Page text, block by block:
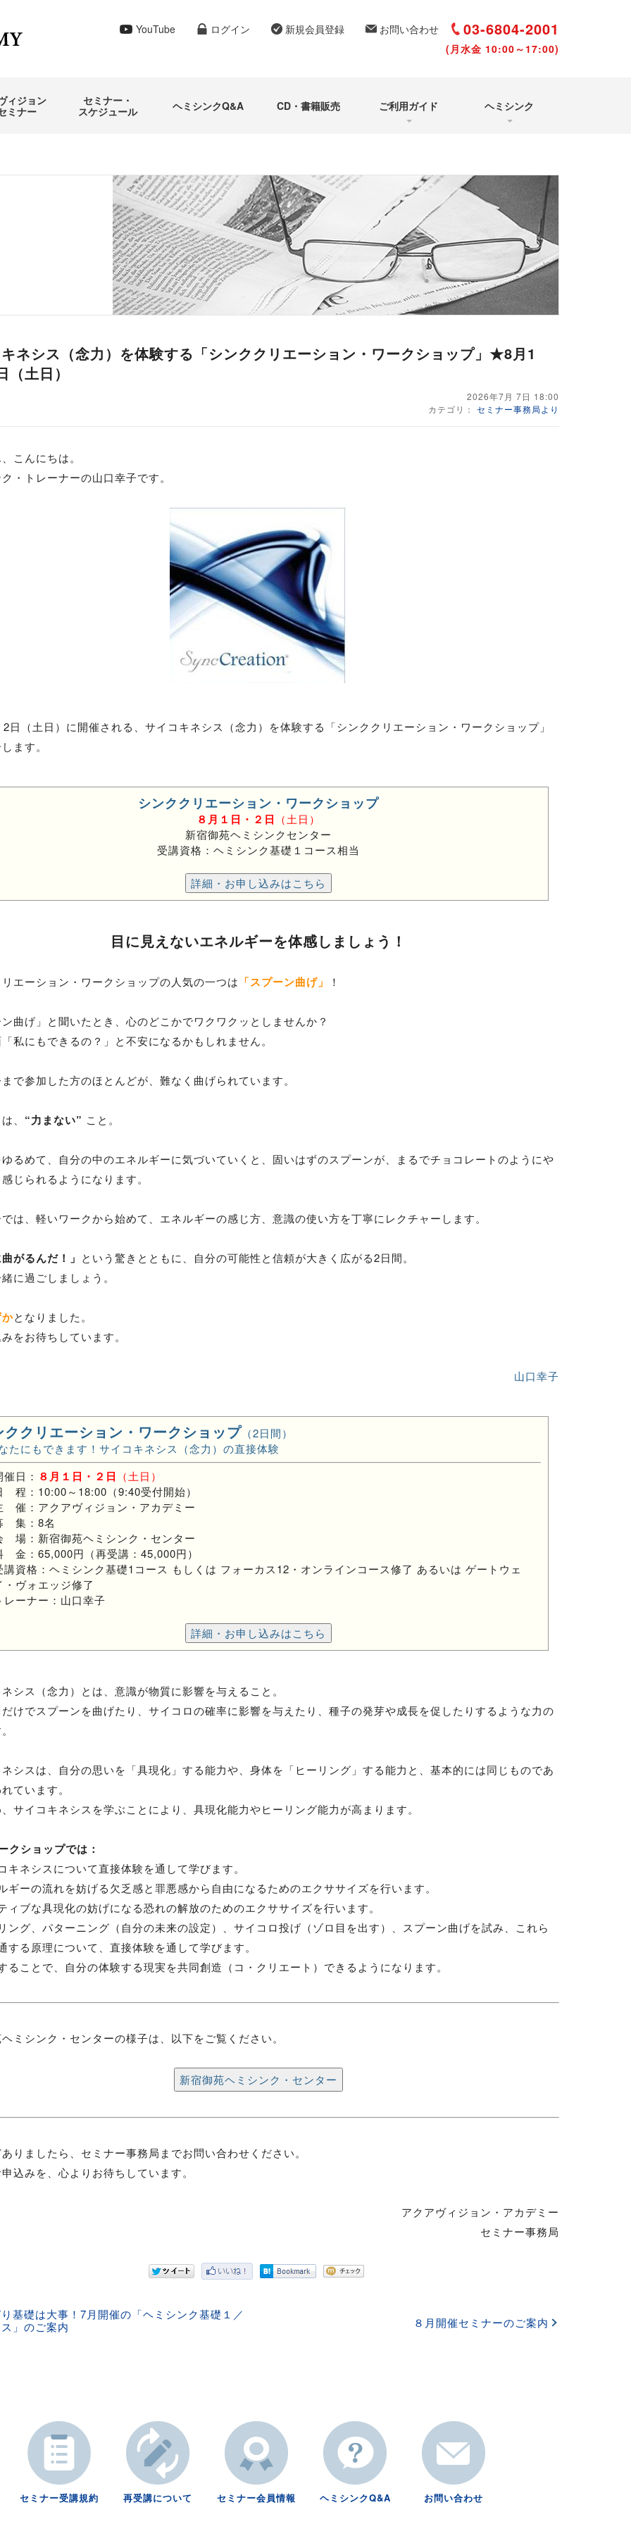
YouTube ログイン 新規会員登録 お問い合わせ 03-6804-2001
(月水金 10:00～17:00)
ィジョン
ミナー
セミナー・
スケジュール
ヘミシンクQ&A CD・書籍販売 ご利用ガイド
再受講について
ヘミシンク
ネシス（念力）を体験する「シンククリエーション・ワークショップ」★8月1
（土日）
2026年7月 7日 18:00
カテゴリ： セミナー事務局より
こんにちは。
・トレーナーの山口幸子です。
日（土日）に開催される、サイコキネシス（念力）を体験する「シンククリエーション・ワークショップ」
ます。
シンククリエーション・ワークショップ
８月１日・２日 （土日）
新宿御苑ヘミシンクセンター
受講資格：ヘミシンク基礎１コース相当
詳細・お申し込みはこちら
目に見えないエネルギーを体感しましょう！
エーション・ワークショップの人気の一つは 「スプーン曲げ」 ！
ン曲げ」と聞いたとき、心のどこかでワクワクッとしませんか？
私にもできるの？」と不安になるかもしれません。
で参加した方のほとんどが、難なく曲げられています。
、 “力まない” こと。
るめて、自分の中のエネルギーに気づいていくと、固いはずのスプーンが、まるでチョコレートのようにや
じられるようになります。
は、軽いワークから始めて、エネルギーの感じ方、意識の使い方を丁寧にレクチャーします。
曲がるんだ！」 という驚きとともに、自分の可能性と信頼が大きく広がる2日間。
に過ごしましょう。
となりました。
をお待ちしています。
山口幸子
ククリエーション・ワークショップ （2日間）
たにもできます！サイコキネシス（念力）の直接体験
催日： ８月１日・２日 （土日）
程：10:00～18:00（9:40受付開始）
催：アクアヴィジョン・アカデミー
集：8名
場：新宿御苑ヘミシンク・センター
金：65,000円（再受講：45,000円）
講資格：ヘミシンク基礎1コース もしくは フォーカス12・オンラインコース修了 あるいは ゲートウェ
・ヴォエッジ修了
レーナー：山口幸子
詳細・お申し込みはこちら
シス（念力）とは、意識が物質に影響を与えること。
けでスプーンを曲げたり、サイコロの確率に影響を与えたり、種子の発芽や成長を促したりするような力の
シスは、自分の思いを「具現化」する能力や、身体を「ヒーリング」する能力と、基本的には同じものであ
ています。
サイコキネシスを学ぶことにより、具現化能力やヒーリング能力が高まります。
クショップでは：
キネシスについて直接体験を通して学びます。
ギーの流れを妨げる欠乏感と罪悪感から自由になるためのエクササイズを行います。
ィブな具現化の妨げになる恐れの解放のためのエクササイズを行います。
ング、パターニング（自分の未来の設定）、サイコロ投げ（ゾロ目を出す）、スプーン曲げを試み、これら
する原理について、直接体験を通して学びます。
ることで、自分の体験する現実を共同創造（コ・クリエート）できるようになります。
ミシンク・センターの様子は、以下をご覧ください。
新宿御苑ヘミシンク・センター
りましたら、セミナー事務局までお問い合わせください。
込みを、心よりお待ちしています。
アクアヴィジョン・アカデミー
セミナー事務局
基礎は大事！7月開催の「ヘミシンク基礎１／
」のご案内
８月開催セミナーのご案内
セミナー受講規約 再受講について セミナー会員情報 ヘミシンクQ&A お問い合わせ